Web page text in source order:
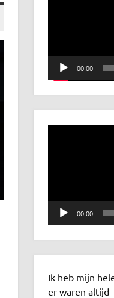
00:00
00:00
Ik heb mijn
er waren altijd